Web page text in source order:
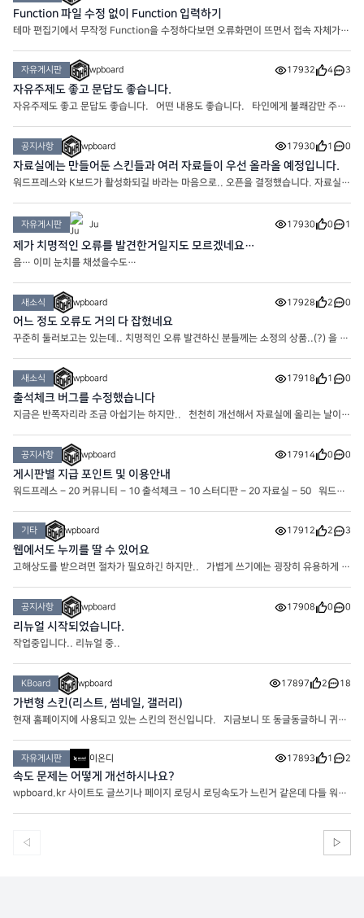
Function 파일 수정 없이 Function 입력하기
테마 편집기에서 무작정 Function을 수정하다보면 오류화면이 뜨면서 접속 자체가
플러그인을 이용해봅시다. 바로 ‘코드 스니펫’ 입니다.
자유게시판 wpboard 17932 4 3
자유주제도 좋고 문답도 좋습니다.
자유주제도 좋고 문답도 좋습니다. 어떤 내용도 좋습니다. 타인에게 불쾌감만 주지
공지사항 wpboard 17930 1 0
자료실에는 만들어둔 스킨들과 여러 자료들이 우선 올라올 예정입니다.
워드프레스와 K보드가 활성화되길 바라는 마음으로.. 오픈을 결정했습니다. 자료실에
자유게시판 Ju 17930 0 1
제가 치명적인 오류를 발견한거일지도 모르겠네요…
음… 이미 눈치를 채셨을수도…
새소식 wpboard 17928 2 0
어느 정도 오류도 거의 다 잡혔네요
꾸준히 둘러보고는 있는데.. 치명적인 오류 발견하신 분들께는 소정의 상품..(?) 을 드
새소식 wpboard 17918 1 0
출석체크 버그를 수정했습니다
지금은 반쪽자리라 조금 아쉽기는 하지만.. 천천히 개선해서 자료실에 올리는 날이
공지사항 wpboard 17914 0 0
게시판별 지급 포인트 및 이용안내
워드프레스 – 20 커뮤니티 – 10 출석체크 – 10 스터디판 – 20 자료실 – 50 워드프
주는 행위는 제재 대상입니다. 스터디판 : 워드프레스에 도
기타 wpboard 17912 2 3
웹에서도 누끼를 딸 수 있어요
고해상도를 받으려면 절차가 필요하긴 하지만.. 가볍게 쓰기에는 굉장히 유용하게 사
공지사항 wpboard 17908 0 0
리뉴얼 시작되었습니다.
작업중입니다.. 리뉴얼 중..
KBoard wpboard 17897 2 18
가변형 스킨(리스트, 썸네일, 갤러리)
현재 홈페이지에 사용되고 있는 스킨의 전신입니다. 지금보니 또 동글동글하니 귀엽
자유게시판 이온디 17893 1 2
속도 문제는 어떻게 개선하시나요?
wpboard.kr 사이트도 글쓰기나 페이지 로딩시 로딩속도가 느린거 같은데 다들 워프
◁ ▷